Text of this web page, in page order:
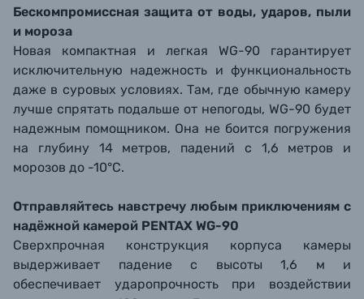
Бескомпромиссная защита от воды, ударов, пыли
и мороза
Новая компактная и легкая WG-90 гарантирует
исключительную надежность и функциональность
даже в суровых условиях. Там, где обычную камеру
лучше спрятать подальше от непогоды, WG-90 будет
надежным помощником. Она не боится погружения
на глубину 14 метров, падений с 1,6 метров и
морозов до -10°C.
Отправляйтесь навстречу любым приключениям с
надёжной камерой PENTAX WG-90
Сверхпрочная конструкция корпуса камеры
выдерживает падение с высоты 1,6 м и
обеспечивает ударопрочность при воздействии